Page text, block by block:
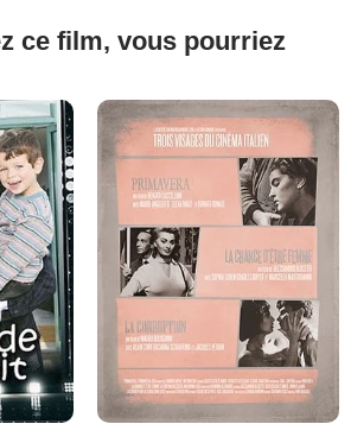
ce film, vous pourriez